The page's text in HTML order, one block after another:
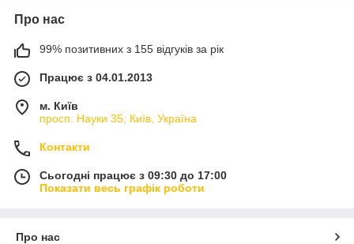
Про нас
99% позитивних з 155 відгуків за рік
Працює з 04.01.2013
м. Київ
просп. Науки 35, Київ, Україна
Контакти
Сьогодні працює з 09:30 до 17:00
Показати весь графік роботи
Про нас